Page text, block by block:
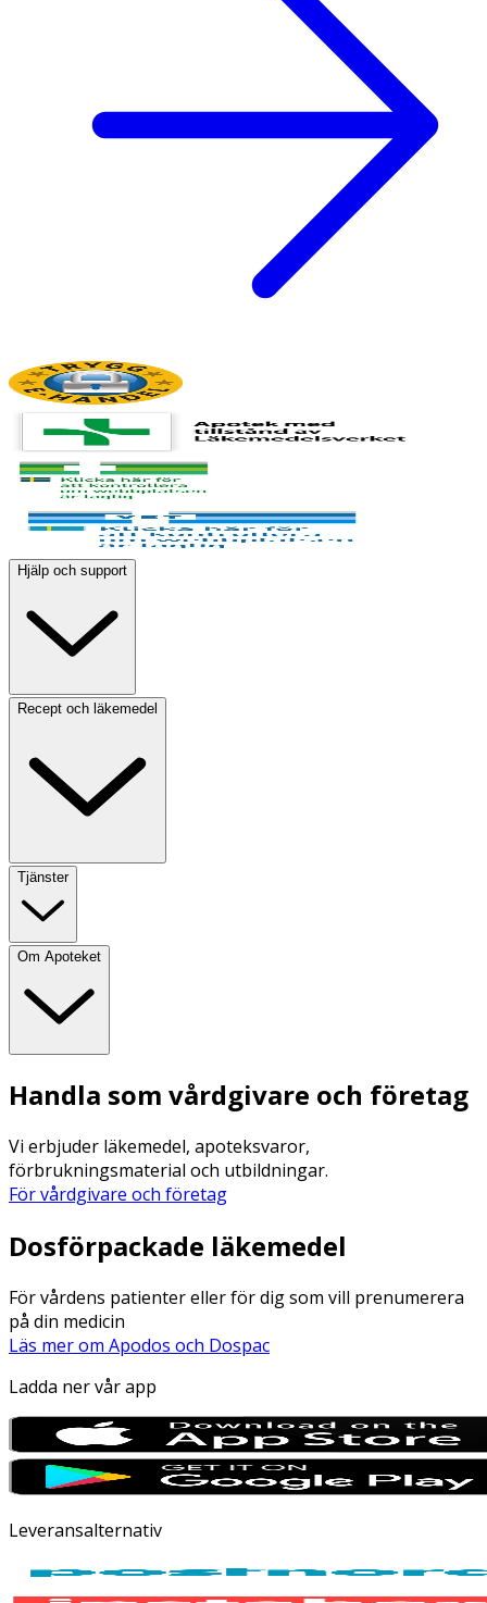
Hjälp och support
Recept och läkemedel
Tjänster
Om Apoteket
Handla som vårdgivare och företag
Vi erbjuder läkemedel, apoteksvaror,
förbrukningsmaterial och utbildningar.
För vårdgivare och företag
Dosförpackade läkemedel
För vårdens patienter eller för dig som vill prenumerera
på din medicin
Läs mer om Apodos och Dospac
Ladda ner vår app
Leveransalternativ